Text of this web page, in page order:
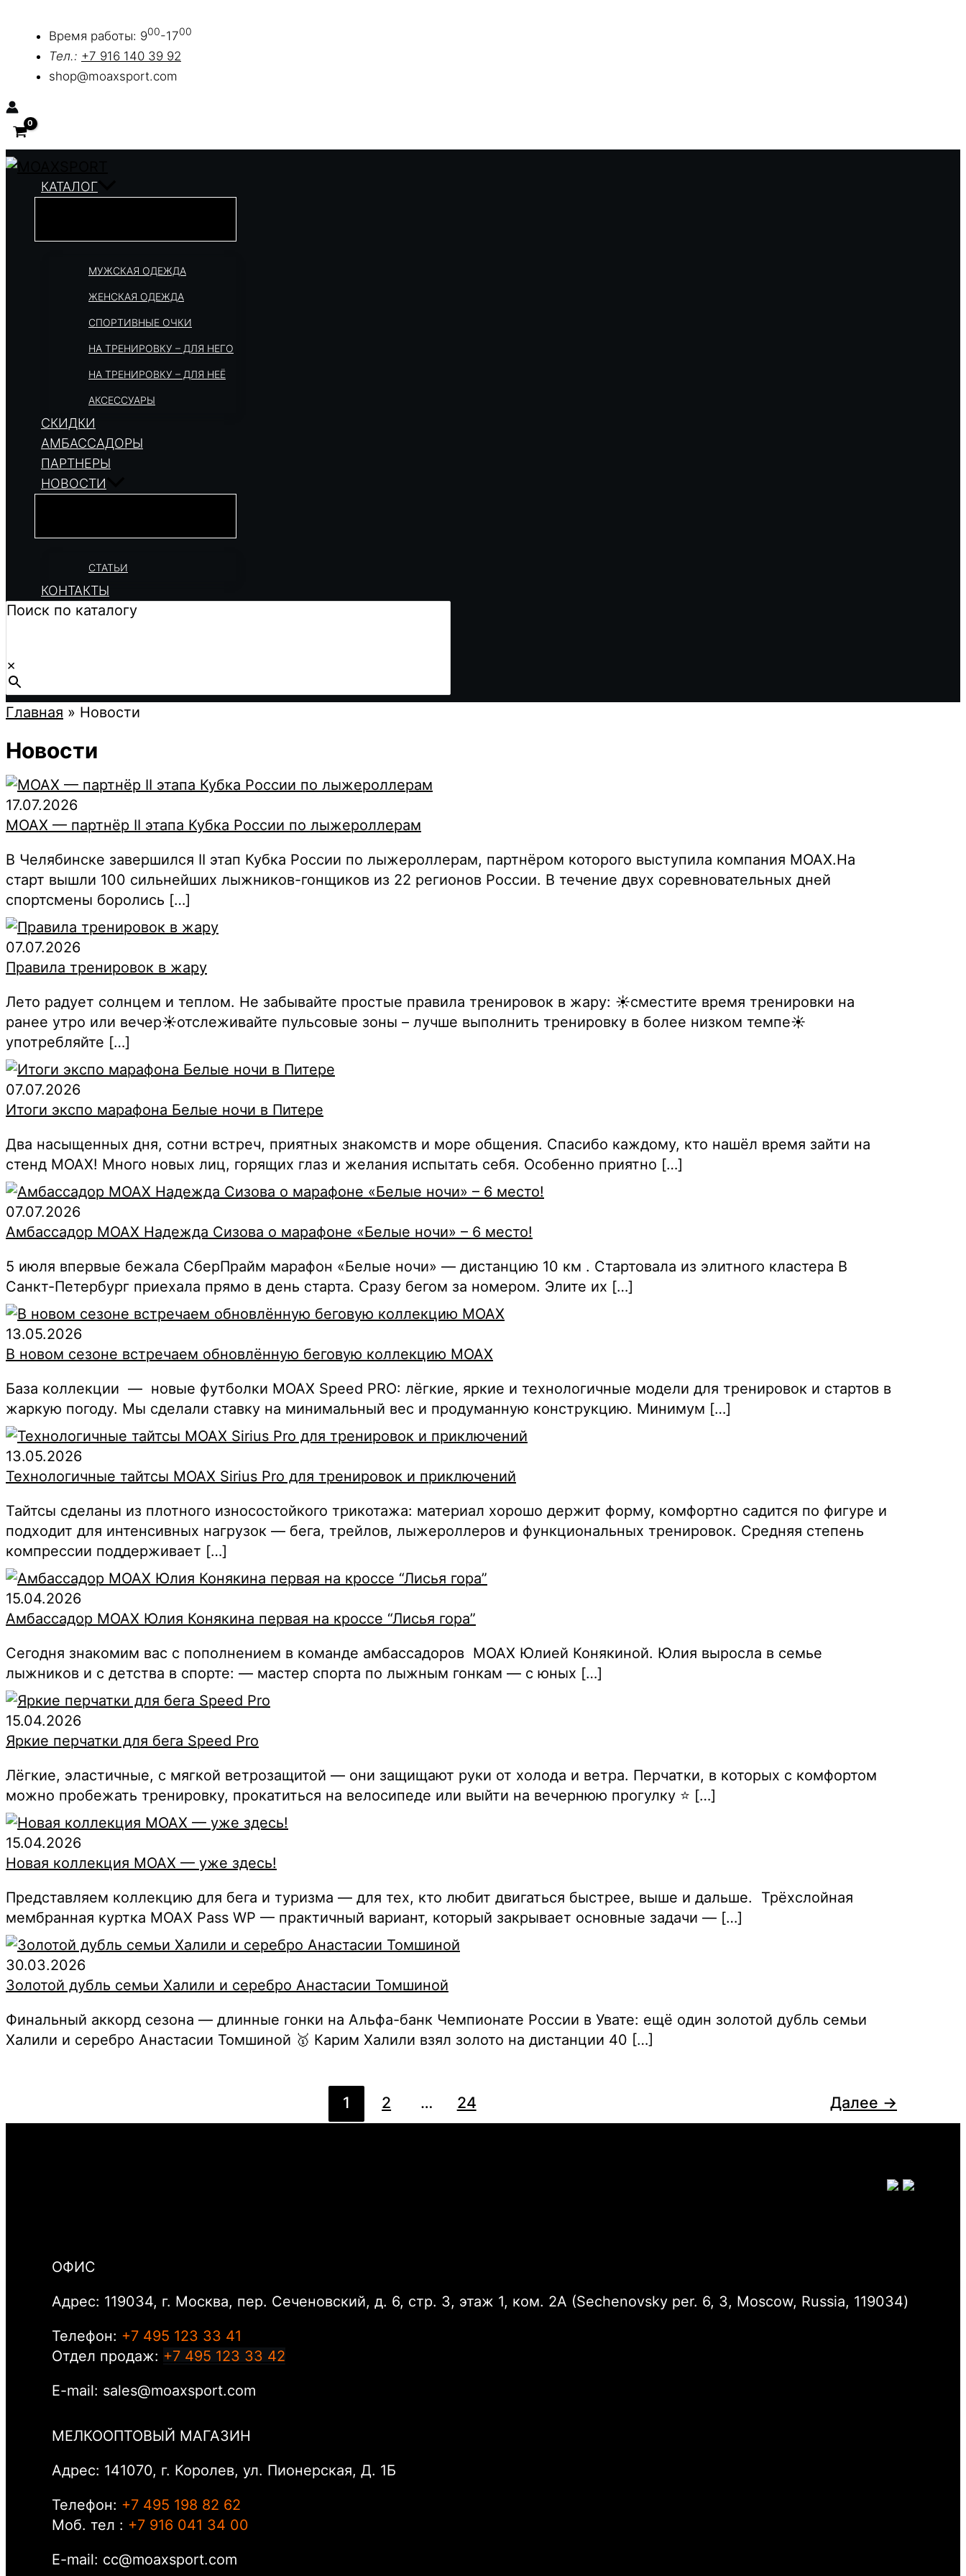
содержимому
Время работы: 900-1700
Тел.: +7 916 140 39 92
shop@moaxsport.com
КАТАЛОГ
МУЖСКАЯ ОДЕЖДА
ЖЕНСКАЯ ОДЕЖДА
СПОРТИВНЫЕ ОЧКИ
НА ТРЕНИРОВКУ – ДЛЯ НЕГО
НА ТРЕНИРОВКУ – ДЛЯ НЕЁ
АКСЕССУАРЫ
СКИДКИ
АМБАССАДОРЫ
ПАРТНЕРЫ
НОВОСТИ
СТАТЬИ
КОНТАКТЫ
Поиск по каталогу
×
Главная » Новости
Новости
17.07.2026
MOAX — партнёр II этапа Кубка России по лыжероллерам
В Челябинске завершился II этап Кубка России по лыжероллерам, партнёром которого выступила компания MOAX.На
старт вышли 100 сильнейших лыжников-гонщиков из 22 регионов России. В течение двух соревновательных дней
спортсмены боролись […]
07.07.2026
Правила тренировок в жару
Лето радует солнцем и теплом. Не забывайте простые правила тренировок в жару: ☀️сместите время тренировки на
ранее утро или вечер☀️отслеживайте пульсовые зоны – лучше выполнить тренировку в более низком темпе☀️
употребляйте […]
07.07.2026
Итоги экспо марафона Белые ночи в Питере
Два насыщенных дня, сотни встреч, приятных знакомств и море общения. Спасибо каждому, кто нашёл время зайти на
стенд MOAX! Много новых лиц, горящих глаз и желания испытать себя. Особенно приятно […]
07.07.2026
Амбассадор MOAX Надежда Сизова о марафоне «Белые ночи» – 6 место!
5 июля впервые бежала СберПрайм марафон «Белые ночи» — дистанцию 10 км . Стартовала из элитного кластера В
Санкт-Петербург приехала прямо в день старта. Сразу бегом за номером. Элите их […]
13.05.2026
В новом сезоне встречаем обновлённую беговую коллекцию MOAX
База коллекции — новые футболки MOAX Speed PRO: лёгкие, яркие и технологичные модели для тренировок и стартов в
жаркую погоду. Мы сделали ставку на минимальный вес и продуманную конструкцию. Минимум […]
13.05.2026
Технологичные тайтсы MOAX Sirius Pro для тренировок и приключений
Тайтсы сделаны из плотного износостойкого трикотажа: материал хорошо держит форму, комфортно садится по фигуре и
подходит для интенсивных нагрузок — бега, трейлов, лыжероллеров и функциональных тренировок. Средняя степень
компрессии поддерживает […]
15.04.2026
Амбассадор MOAX Юлия Конякина первая на кроссе “Лисья гора”
Сегодня знакомим вас с пополнением в команде амбассадоров MOAX Юлией Конякиной. Юлия выросла в семье
лыжников и с детства в спорте: — мастер спорта по лыжным гонкам — с юных […]
15.04.2026
Яркие перчатки для бега Speed Pro
Лёгкие, эластичные, с мягкой ветрозащитой — они защищают руки от холода и ветра. Перчатки, в которых с комфортом
можно пробежать тренировку, прокатиться на велосипеде или выйти на вечернюю прогулку ⭐ […]
15.04.2026
Новая коллекция MOAX — уже здесь!
Представляем коллекцию для бега и туризма — для тех, кто любит двигаться быстрее, выше и дальше. Трёхслойная
мембранная куртка MOAX Pass WP — практичный вариант, который закрывает основные задачи — […]
30.03.2026
Золотой дубль семьи Халили и серебро Анастасии Томшиной
Финальный аккорд сезона — длинные гонки на Альфа-банк Чемпионате России в Увате: ещё один золотой дубль семьи
Халили и серебро Анастасии Томшиной 🥇 Карим Халили взял золото на дистанции 40 […]
1 2 … 24 Далее →
ОФИС
Адрес: 119034, г. Москва, пер. Сеченовский, д. 6, стр. 3, этаж 1, ком. 2А (Sechenovsky per. 6, 3, Moscow, Russia, 119034)
Телефон: +7 495 123 33 41
Отдел продаж: +7 495 123 33 42
E-mail: sales@moaxsport.com
МЕЛКООПТОВЫЙ МАГАЗИН
Адрес: 141070, г. Королев, ул. Пионерская, Д. 1Б
Телефон: +7 495 198 82 62
Моб. тел : +7 916 041 34 00
E-mail: cc@moaxsport.com